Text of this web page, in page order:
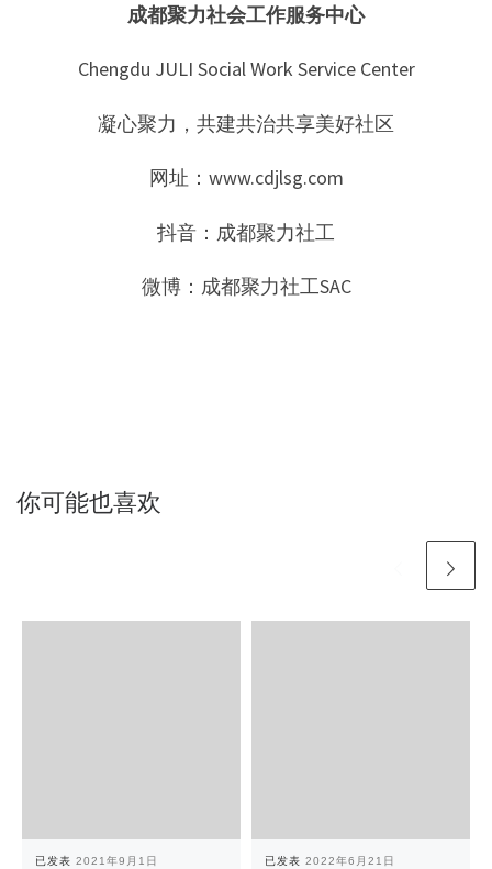
成都聚力社会工作服务中心
Chengdu JULI Social Work Service Center
凝心聚力，共建共治共享美好社区
网址：www.cdjlsg.com
抖音：成都聚力社工
微博：成都聚力社工SAC
你可能也喜欢
已发表 2021年9月1日 已发表 2022年6月21日